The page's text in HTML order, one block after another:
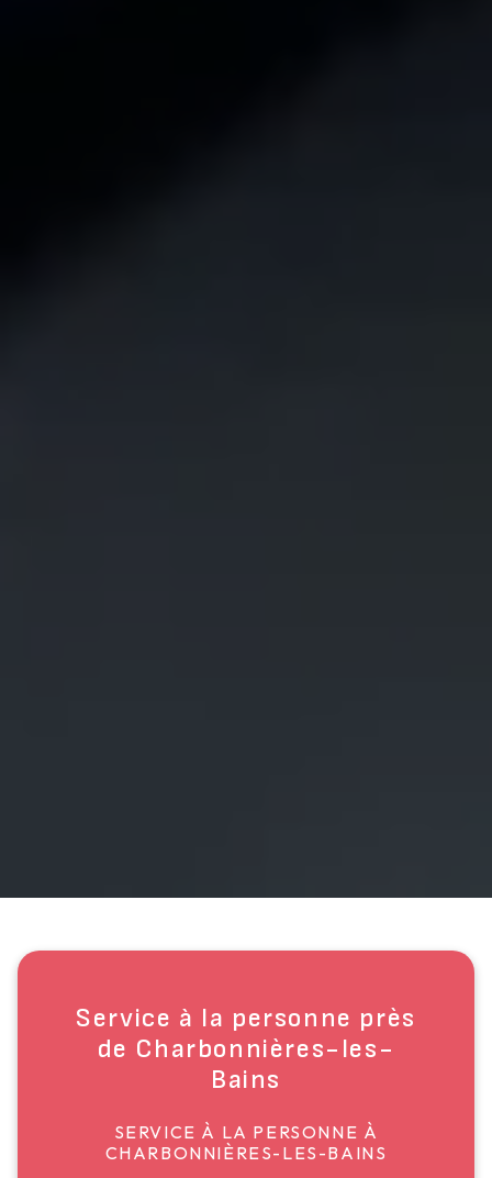
Service à la personne près
de Charbonnières-les-
Bains
SERVICE À LA PERSONNE À
CHARBONNIÈRES-LES-BAINS